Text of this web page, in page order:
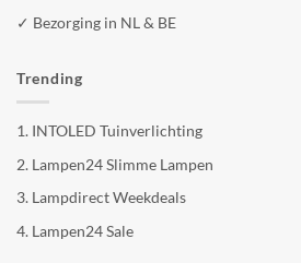
✓ Bezorging in NL & BE
Trending
1. INTOLED Tuinverlichting
2. Lampen24 Slimme Lampen
3. Lampdirect Weekdeals
4. Lampen24 Sale